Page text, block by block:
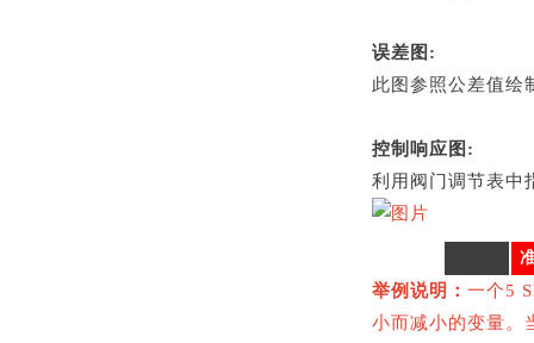
误差图:
此图参照公差值绘
控制响应图:
利用阀门调节表中
举例说明： 一个5
小而减小的变量。